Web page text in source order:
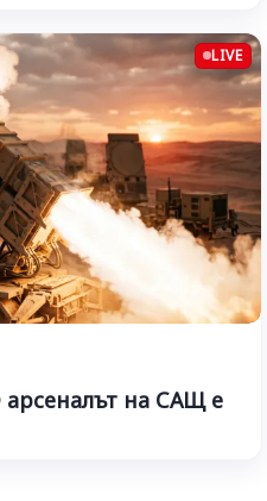
LIVE
на САЩ е